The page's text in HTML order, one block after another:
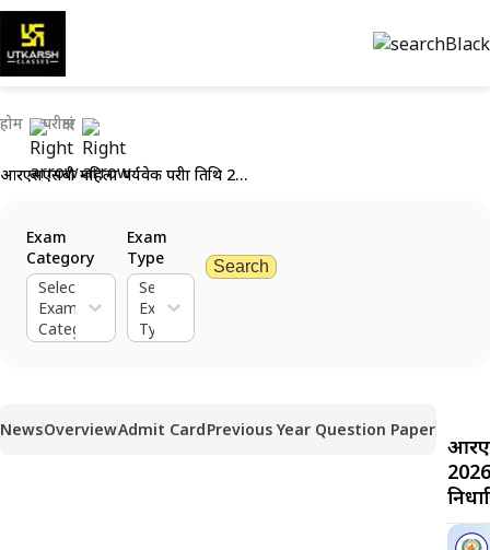
होम परीक्षाएं
आरएसएसबी महिला पर्यवेक्षक परीक्षा तिथि 2026 (घोषित): लिखित परीक्षा 18 जून को निर्धारित
Exam
Category
Select
Exam
Category
Exam
Type
Select
Exam
Type
Search
NewsOverviewAdmit CardPrevious Year Question Paper